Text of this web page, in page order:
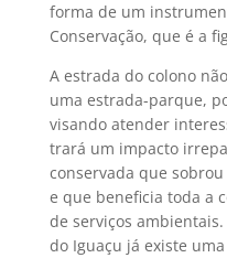
forma de um
Conservação, que é a
A estrada do colono
uma estrada-parque,
visando atender
trará um impacto
conservada que
e que beneficia toda a
de serviços
do Iguaçu já existe